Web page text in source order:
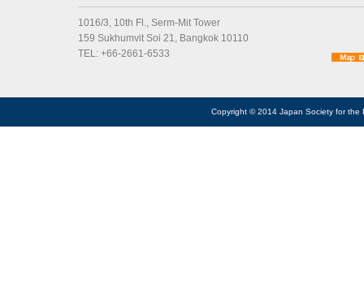
1016/3, 10th Fl., Serm-Mit Tower
159 Sukhumvit Soi 21, Bangkok 10110
TEL: +66-2661-6533
Copyright © 2014 Japan Society for the